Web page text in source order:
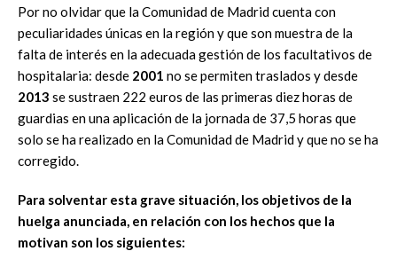
Por no olvidar que la Comunidad de Madrid cuenta con
peculiaridades únicas en la región y que son muestra de la
falta de interés en la adecuada gestión de los facultativos de
hospitalaria: desde 2001 no se permiten traslados y desde
2013 se sustraen 222 euros de las primeras diez horas de
guardias en una aplicación de la jornada de 37,5 horas que
solo se ha realizado en la Comunidad de Madrid y que no se ha
corregido.
Para solventar esta grave situación, los objetivos de la
huelga anunciada, en relación con los hechos que la
motivan son los siguientes: